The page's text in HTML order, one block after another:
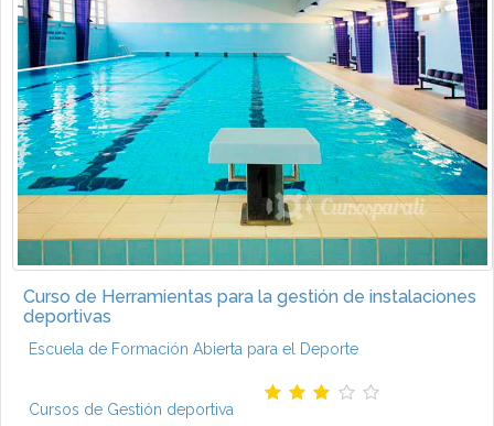
Curso de Herramientas para la gestión de instalaciones
deportivas
Escuela de Formación Abierta para el Deporte
Cursos de Gestión deportiva